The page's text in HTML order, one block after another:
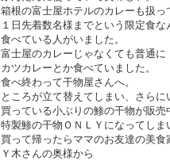
箱根の富士屋ホテルのカレーも扱っ
１日先着数名様までという限定食な
食べている人がいました。
富士屋のカレーじゃなくても普通に
カツカレーとか食べていました。
食べ終わって干物屋さんへ。
ところが立て替えてしまい、さらに
買っている小ぶりの鯵の干物が販売
特製鯵の干物ＯＮＬＹになってしま
買って帰ったらママのお友達の美食
Ｙ木さんの奥様から